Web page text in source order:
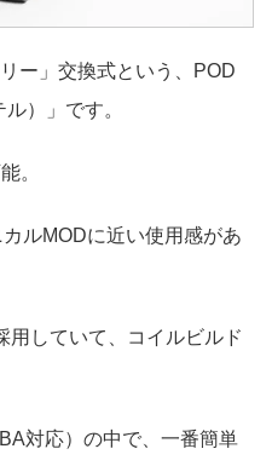
ー」交換式という、POD
）」です。
。
ルMODに近い使用感があ
用していて、コイルビルド
対応）の中で、一番簡単